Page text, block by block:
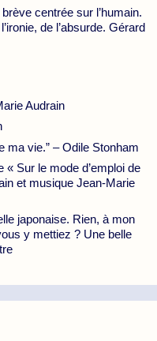
centrée sur l’humain.
de l’absurde. Gérard
Audrain
ma vie.” – Odile Stonham
Sur le mode d’emploi de
et musique Jean-Marie
japonaise. Rien, à mon
y mettiez ? Une belle